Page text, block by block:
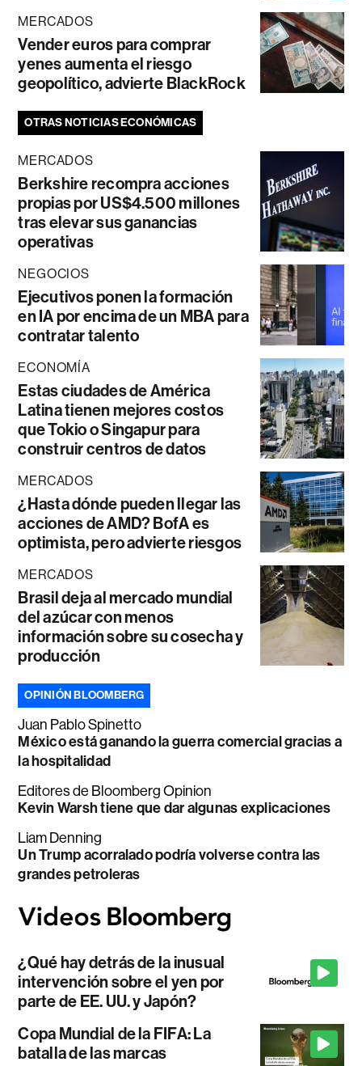
MERCADOS
Vender euros para comprar
yenes aumenta el riesgo
geopolítico, advierte BlackRock
OTRAS NOTICIAS ECONÓMICAS
MERCADOS
Berkshire recompra acciones
propias por US$4.500 millones
tras elevar sus ganancias
operativas
NEGOCIOS
Ejecutivos ponen la formación
en IA por encima de un MBA para
contratar talento
ECONOMÍA
Estas ciudades de América
Latina tienen mejores costos
que Tokio o Singapur para
construir centros de datos
MERCADOS
¿Hasta dónde pueden llegar las
acciones de AMD? BofA es
optimista, pero advierte riesgos
MERCADOS
Brasil deja al mercado mundial
del azúcar con menos
información sobre su cosecha y
producción
OPINIÓN BLOOMBERG
Juan Pablo Spinetto
México está ganando la guerra comercial gracias a
la hospitalidad
Editores de Bloomberg Opinion
Kevin Warsh tiene que dar algunas explicaciones
Liam Denning
Un Trump acorralado podría volverse contra las
grandes petroleras
¿Qué hay detrás de la inusual
intervención sobre el yen por
parte de EE. UU. y Japón?
Copa Mundial de la FIFA: La
batalla de las marcas